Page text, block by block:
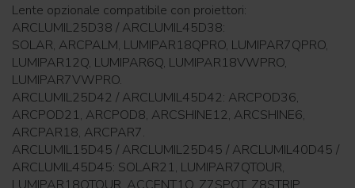
Lente opzionale compatibile con proiettori:
ARCLUMIL25D38 / ARCLUMIL45D38:
SOLAR, ARCPALM, LUMIPAR18QPRO, LUMIPAR7QPRO,
LUMIPAR12Q, LUMIPAR6Q, LUMIPAR18VWPRO,
LUMIPAR7VWPRO.
ARCLUMIL25D42 / ARCLUMIL45D42: ARCPOD36,
ARCPOD21, ARCPOD8, ARCSHINE12, ARCSHINE6,
ARCPAR18, ARCPAR7.
ARCLUMIL15D45 / ARCLUMIL25D45 / ARCLUMIL40D45 /
ARCLUMIL45D45: SOLAR21, LUMIPAR7QTOUR,
LUMIPAR18QTOUR, ACCENT1Q, Z7SPOT, Z8STRIP.